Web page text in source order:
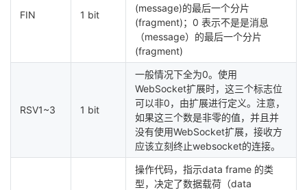
FIN 1 bit
(message)的最后一个分片
(fragment)；0 表示不是是消息
（message）的最后一个分片
(fragment)
RSV1~3 1 bit
一般情况下全为0。使用
WebSocket扩展时，这三个标志位
可以非0，由扩展进行定义。注意，
如果这三个数是非零的值，并且并
没有使用WebSocket扩展，接收方
应该立刻终止websocket的连接。
操作代码，指示data frame 的类
型，决定了数据载荷（data